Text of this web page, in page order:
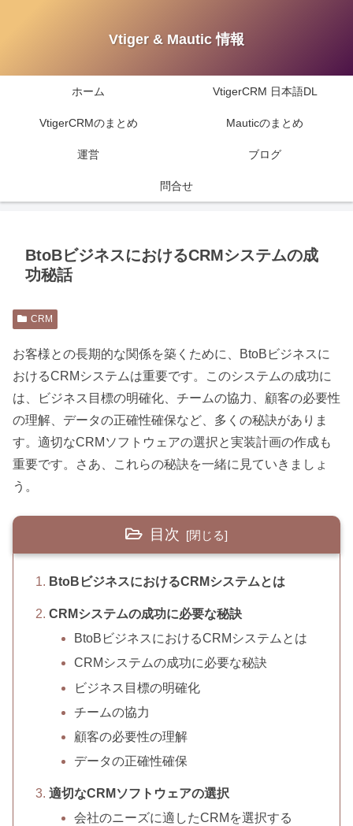
Vtiger & Mautic 情報
ホーム VtigerCRM 日本語DL
VtigerCRMのまとめ Mauticのまとめ
運営 ブログ
問合せ
BtoBビジネスにおけるCRMシステムの成
功秘話
CRM
お客様との長期的な関係を築くために、BtoBビジネスに
おけるCRMシステムは重要です。このシステムの成功に
は、ビジネス目標の明確化、チームの協力、顧客の必要性
の理解、データの正確性確保など、多くの秘訣がありま
す。適切なCRMソフトウェアの選択と実装計画の作成も
重要です。さあ、これらの秘訣を一緒に見ていきましょ
う。
目次
BtoBビジネスにおけるCRMシステムとは
CRMシステムの成功に必要な秘訣
BtoBビジネスにおけるCRMシステムとは
CRMシステムの成功に必要な秘訣
ビジネス目標の明確化
チームの協力
顧客の必要性の理解
データの正確性確保
適切なCRMソフトウェアの選択
会社のニーズに適したCRMを選択する